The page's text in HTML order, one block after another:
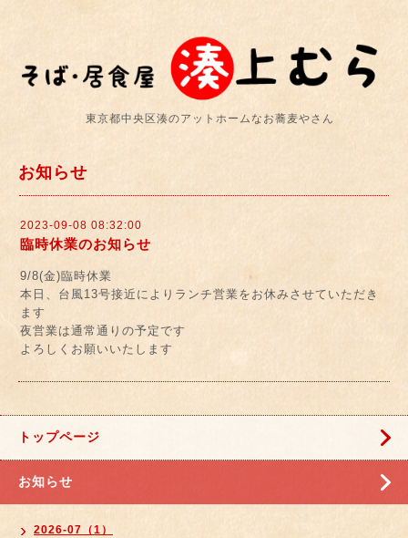
東京都中央区湊のアットホームなお蕎麦やさん
お知らせ
2023-09-08 08:32:00
臨時休業のお知らせ
9/8(金)臨時休業
本日、台風13号接近によりランチ営業をお休みさせていただき
ます
夜営業は通常通りの予定です
よろしくお願いいたします
トップページ
お知らせ
2026-07（1）